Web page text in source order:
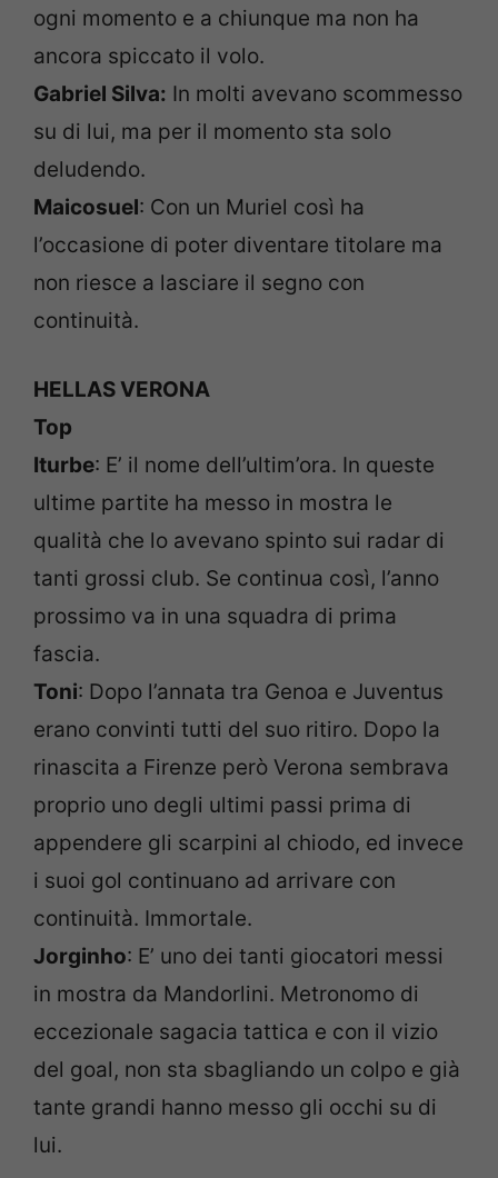
ogni momento e a chiunque ma non ha
ancora spiccato il volo.
Gabriel Silva: In molti avevano scommesso
su di lui, ma per il momento sta solo
deludendo.
Maicosuel: Con un Muriel così ha
l’occasione di poter diventare titolare ma
non riesce a lasciare il segno con
continuità.
HELLAS VERONA
Top
Iturbe: E’ il nome dell’ultim’ora. In queste
ultime partite ha messo in mostra le
qualità che lo avevano spinto sui radar di
tanti grossi club. Se continua così, l’anno
prossimo va in una squadra di prima
fascia.
Toni: Dopo l’annata tra Genoa e Juventus
erano convinti tutti del suo ritiro. Dopo la
rinascita a Firenze però Verona sembrava
proprio uno degli ultimi passi prima di
appendere gli scarpini al chiodo, ed invece
i suoi gol continuano ad arrivare con
continuità. Immortale.
Jorginho: E’ uno dei tanti giocatori messi
in mostra da Mandorlini. Metronomo di
eccezionale sagacia tattica e con il vizio
del goal, non sta sbagliando un colpo e già
tante grandi hanno messo gli occhi su di
lui.